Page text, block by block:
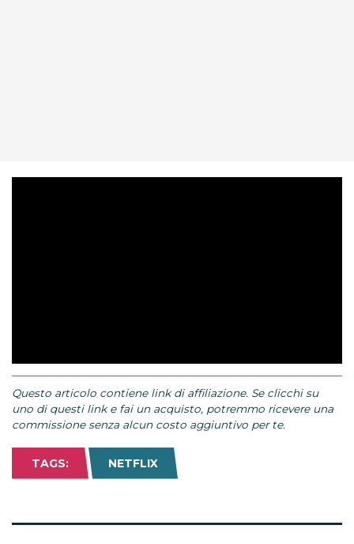
Questo articolo contiene link di affiliazione. Se clicchi su
uno di questi link e fai un acquisto, potremmo ricevere una
commissione senza alcun costo aggiuntivo per te.
TAGS: NETFLIX